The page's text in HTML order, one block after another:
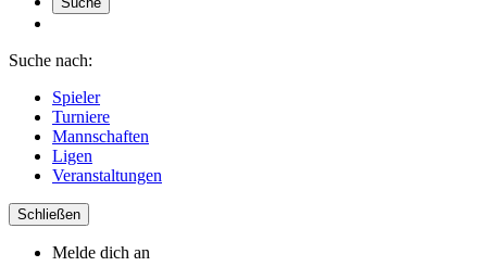
Suche nach:
Spieler
Turniere
Mannschaften
Ligen
Veranstaltungen
Schließen
Melde dich an